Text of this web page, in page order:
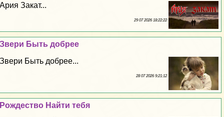
Ария Закат...
29 07 2026 18:22:22
Звери Быть добрее
Звери Быть добрее...
28 07 2026 9:21:12
Рождество Найти тебя